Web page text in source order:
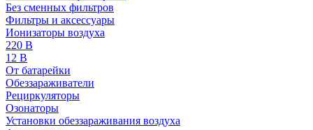
Без сменных фильтров
Фильтры и аксессуары
Ионизаторы воздуха
220 В
12 В
От батарейки
Обеззараживатели
Рециркуляторы
Озонаторы
Установки обеззараживания воздуха